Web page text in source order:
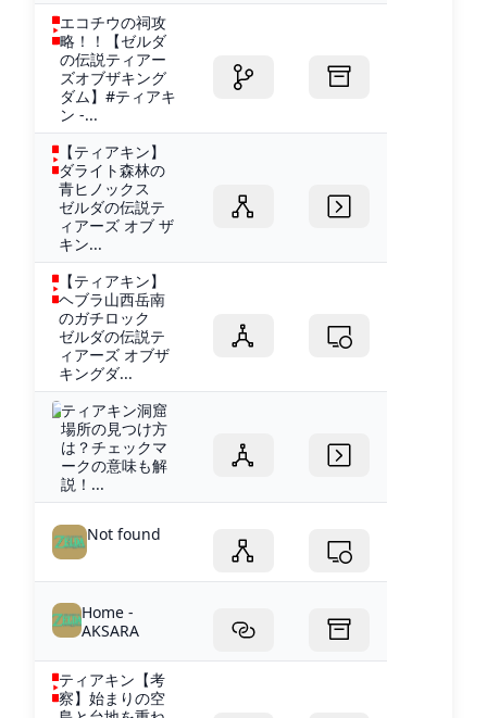
エコチウの祠攻
略！！【ゼルダ
の伝説ティアー
ズオブザキング
ダム】#ティアキ
ン -...
【ティアキン】
ダライト森林の
青ヒノックス
ゼルダの伝説テ
ィアーズ オブ ザ
キン...
【ティアキン】
ヘブラ山西岳南
のガチロック
ゼルダの伝説テ
ィアーズ オブザ
キングダ...
ティアキン洞窟
場所の見つけ方
は？チェックマ
ークの意味も解
説！...
Not found
Home -
AKSARA
ティアキン【考
察】始まりの空